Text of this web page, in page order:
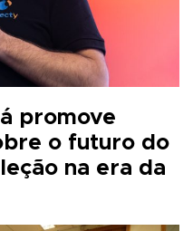
promove
o futuro do
na era da